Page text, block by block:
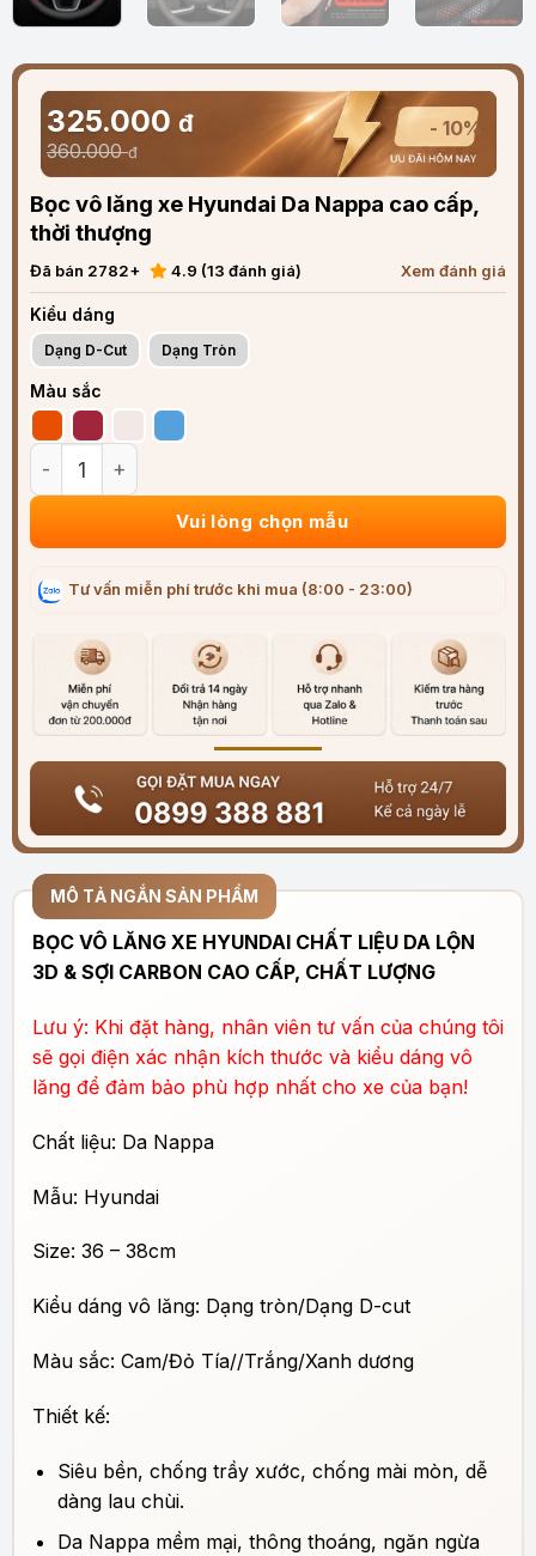
325.000 đ
360.000đ
- 10%
Bọc vô lăng xe Hyundai Da Nappa cao cấp,
thời thượng
Đã bán 2782+ 4.9 (13 đánh giá) Xem đánh giá
Kiểu dáng
Dạng D-Cut Dạng Tròn
Màu sắc
Bọc vô lăng xe Hyundai Da Nappa cao cấp, thời thượng số
Vui lòng chọn mẫu
Tư vấn miễn phí trước khi mua (8:00 - 23:00)
MÔ TẢ NGẮN SẢN PHẨM
BỌC VÔ LĂNG XE HYUNDAI CHẤT LIỆU DA LỘN
3D & SỢI CARBON CAO CẤP, CHẤT LƯỢNG
Lưu ý: Khi đặt hàng, nhân viên tư vấn của chúng tôi
sẽ gọi điện xác nhận kích thước và kiểu dáng vô
lăng để đảm bảo phù hợp nhất cho xe của bạn!
Chất liệu: Da Nappa
Mẫu: Hyundai
Size: 36 – 38cm
Kiểu dáng vô lăng: Dạng tròn/Dạng D-cut
Màu sắc: Cam/Đỏ Tía//Trắng/Xanh dương
Thiết kế:
Siêu bền, chống trầy xước, chống mài mòn, dễ
dàng lau chùi.
Da Nappa mềm mại, thông thoáng, ngăn ngừa